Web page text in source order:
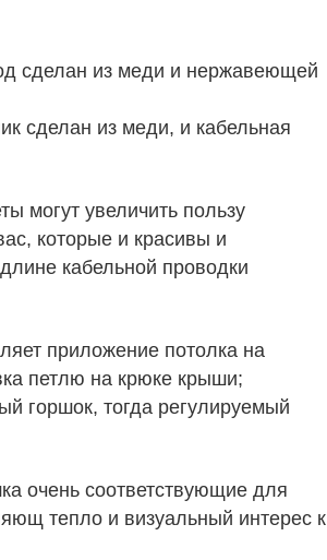
сделан из меди и нержавеющей
сделан из меди, и кабельная
могут увеличить пользу
которые и красивы и
кабельной проводки
приложение потолка на
петлю на крюке крыши;
горшок, тогда регулируемый
очень соответствующие для
тепло и визуальный интерес к